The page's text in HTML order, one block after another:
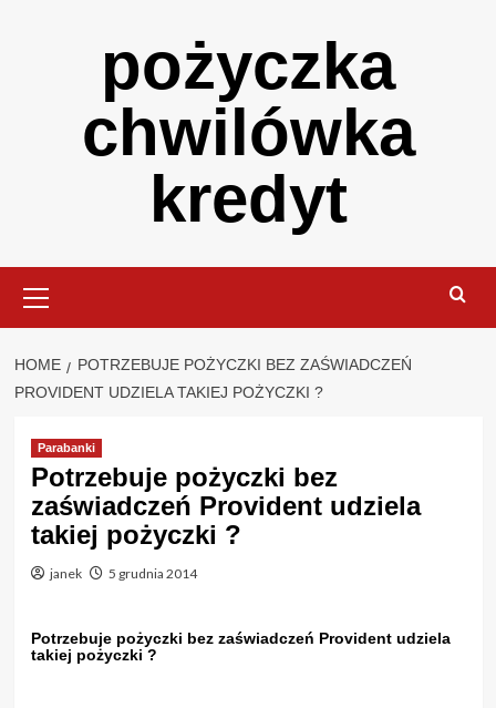
pożyczka
chwilówka
kredyt
Menu
HOME
POTRZEBUJE POŻYCZKI BEZ ZAŚWIADCZEŃ
PROVIDENT UDZIELA TAKIEJ POŻYCZKI ?
Parabanki
Potrzebuje pożyczki bez
zaświadczeń Provident udziela
takiej pożyczki ?
janek 5 grudnia 2014
Potrzebuje pożyczki bez zaświadczeń Provident udziela
takiej pożyczki ?